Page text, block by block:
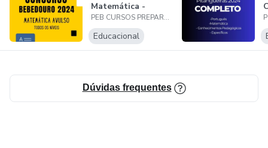
Matemática -
Todos os níveis
PEB CURSOS PREPARATÓRIOS
Educacional
Dúvidas frequentes